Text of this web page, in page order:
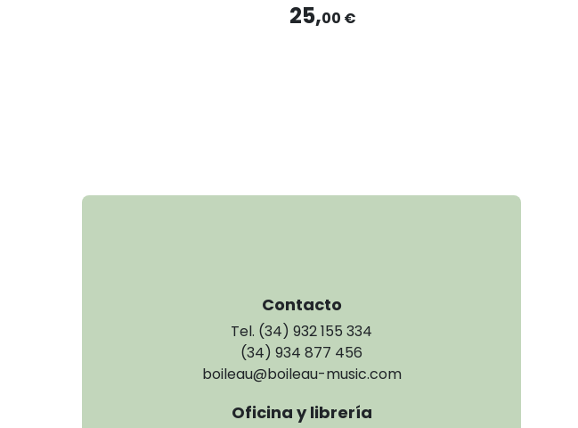
25,00 €
Contacto
Tel. (34) 932 155 334
(34) 934 877 456
boileau@boileau-music.com
Oficina y librería